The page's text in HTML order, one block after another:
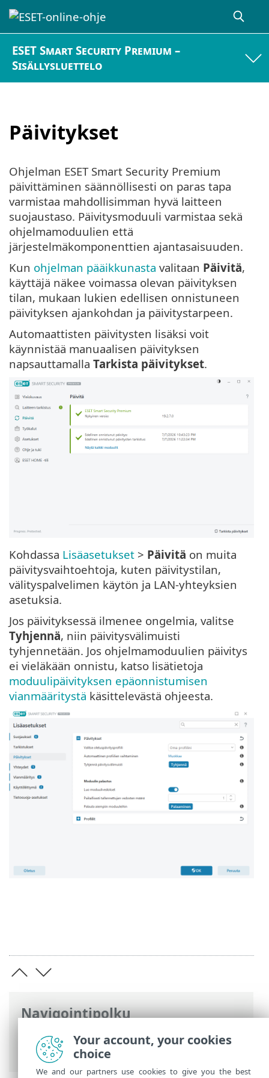
ESET Smart Security Premium –
Sisällysluettelo
Päivitykset
Navigointipolku
ESET-online-ohje>ESET Smart Security
Premium
>Aloittaminen > Päivitykset
Ohjelman ESET Smart Security Premium
päivittäminen säännöllisesti on paras tapa
varmistaa mahdollisimman hyvä laitteen
suojaustaso. Päivitysmoduuli varmistaa sekä
ohjelmamoduulien että
järjestelmäkomponenttien ajantasaisuuden.
Kun ohjelman pääikkunasta valitaan Päivitä,
käyttäjä näkee voimassa olevan päivityksen
tilan, mukaan lukien edellisen onnistuneen
päivityksen ajankohdan ja päivitystarpeen.
Automaattisten päivitysten lisäksi voit
käynnistää manuaalisen päivityksen
napsauttamalla Tarkista päivitykset.
Kohdassa Lisäasetukset > Päivitä on muita
päivitysvaihtoehtoja, kuten päivitystilan,
välityspalvelimen käytön ja LAN-yhteyksien
asetuksia.
Jos päivityksessä ilmenee ongelmia, valitse
Tyhjennä, niin päivitysvälimuisti
tyhjennetään. Jos ohjelmamoduulien päivitys
ei vieläkään onnistu, katso lisätietoja
moduulipäivityksen epäonnistumisen
vianmääritystä käsittelevästä ohjeesta.
Your account, your cookies
choice
We and our partners use cookies to give you the best